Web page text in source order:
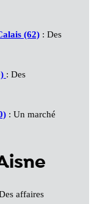
(62): Des
: Des
: Un marché
affaires